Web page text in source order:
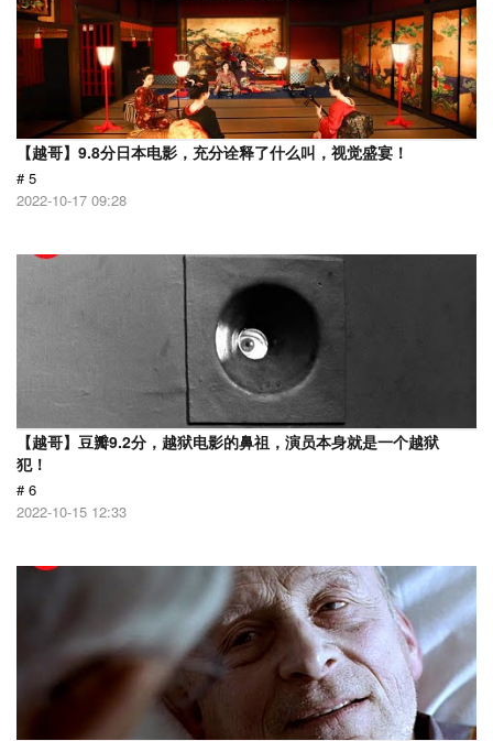
【越哥】9.8分日本电影，充分诠释了什么叫，视觉盛宴！
# 5
2022-10-17 09:28
【越哥】豆瓣9.2分，越狱电影的鼻祖，演员本身就是一个越狱
犯！
# 6
2022-10-15 12:33